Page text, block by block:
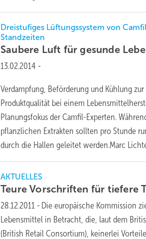
Dreistufiges Lüftungssystem von
Standzeiten
Saubere Luft für gesunde
13.02.2014 -
Verdampfung, Beförderung und Kühlung
Produktqualität bei einem
Planungsfokus der Camfil-Experten.
pflanzlichen Extrakten sollten pro Stunde
durch die Hallen geleitet werden.Marc
AKTUELLES
Teure Vorschriften für tiefere
28.12.2011 - Die europäische Kommission
Lebensmittel in Betracht, die, laut dem
(British Retail Consortium), keinerlei